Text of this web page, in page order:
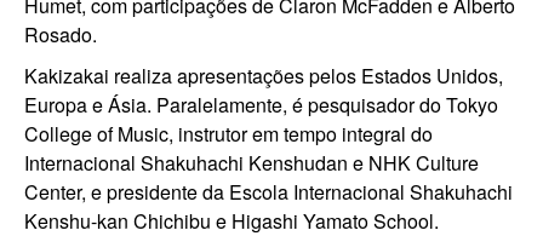
Rosado.
Kakizakai realiza apresentações pelos Estados Unidos,
Europa e Ásia. Paralelamente, é pesquisador do Tokyo
College of Music, instrutor em tempo integral do
Internacional Shakuhachi Kenshudan e NHK Culture
Center, e presidente da Escola Internacional Shakuhachi
Kenshu-kan Chichibu e Higashi Yamato School.